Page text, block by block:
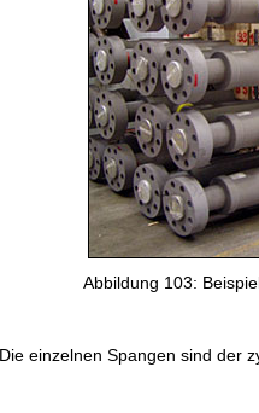
Abbildung 103:
Die einzelnen Spangen sind der